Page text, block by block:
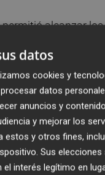
alcanzar
División.
mañana en un
datos
cookies y
datos
anuncios y
y mejorar los
estos y otros fines,
Sus
interés legítimo en